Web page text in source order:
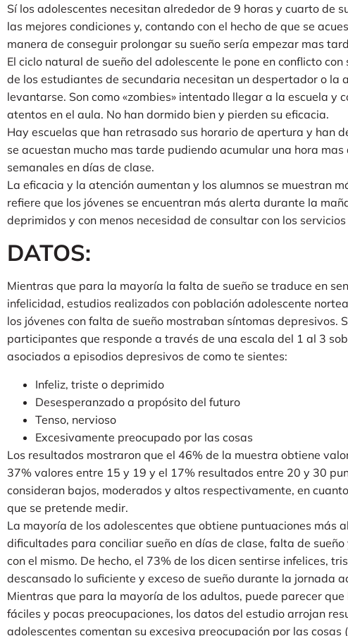
Sí los adolescentes necesitan alrededor de 9 horas y cuarto de
las mejores condiciones y, contando con el hecho de que se
manera de conseguir prolongar su sueño sería empezar mas
El ciclo natural de sueño del adolescente le pone en conflicto
de los estudiantes de secundaria necesitan un despertador o la
levantarse. Son como «zombies» intentado llegar a la escuela y
atentos en el aula. No han dormido bien y pierden su eficacia.
Hay escuelas que han retrasado sus horario de apertura y han
se acuestan mucho mas tarde pudiendo acumular una hora mas
semanales en días de clase.
La eficacia y la atención aumentan y los alumnos se muestran
refiere que los jóvenes se encuentran más alerta durante la
deprimidos y con menos necesidad de consultar con los
DATOS:
Mientras que para la mayoría la falta de sueño se traduce en
infelicidad, estudios realizados con población adolescente
los jóvenes con falta de sueño mostraban síntomas depresivos.
participantes que responde a través de una escala del 1 al 3
asociados a episodios depresivos de como te sientes:
Infeliz, triste o deprimido
Desesperanzado a propósito del futuro
Tenso, nervioso
Excesivamente preocupado por las cosas
Los resultados mostraron que el 46% de la muestra obtiene
37% valores entre 15 y 19 y el 17% resultados entre 20 y 30
consideran bajos, moderados y altos respectivamente, en
que se pretende medir.
La mayoría de los adolescentes que obtiene puntuaciones más
dificultades para conciliar sueño en días de clase, falta de
con el mismo. De hecho, el 73% de los dicen sentirse infelices,
descansado lo suficiente y exceso de sueño durante la jornada
Mientras que para la mayoría de los adultos, puede parecer
fáciles y pocas preocupaciones, los datos del estudio arrojan
adolescentes comentan su excesiva preocupación por las cosas